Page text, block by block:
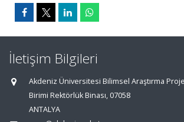
İletişim Bilgileri
Akdeniz Üniversitesi Bilimsel Araştırma
Birimi Rektörlük Binası, 07058
ANTALYA